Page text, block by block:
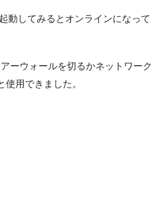
動してみるとオンラインになって
ウォールを切るかネットワーク
用できました。